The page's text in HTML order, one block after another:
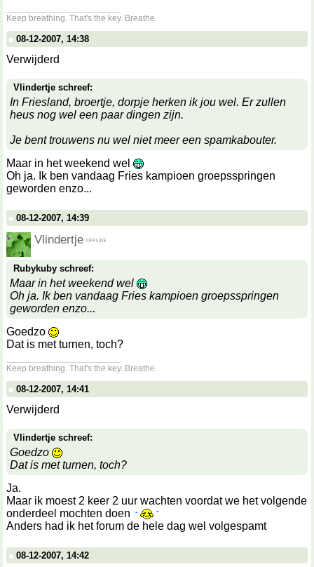
Keep breathing. That's the key. Breathe.
08-12-2007, 14:38
Verwijderd
Vlindertje schreef:
In Friesland, broertje, dorpje herken ik jou wel. Er zullen
heus nog wel een paar dingen zijn.
Je bent trouwens nu wel niet meer een spamkabouter.
Maar in het weekend wel
Oh ja. Ik ben vandaag Fries kampioen groepsspringen
geworden enzo...
08-12-2007, 14:39
Vlindertje
Rubykuby schreef:
Maar in het weekend wel
Oh ja. Ik ben vandaag Fries kampioen groepsspringen
geworden enzo...
Goedzo
Dat is met turnen, toch?
Keep breathing. That's the key. Breathe.
08-12-2007, 14:41
Verwijderd
Vlindertje schreef:
Goedzo
Dat is met turnen, toch?
Ja.
Maar ik moest 2 keer 2 uur wachten voordat we het volgende
onderdeel mochten doen
Anders had ik het forum de hele dag wel volgespamt
08-12-2007, 14:42